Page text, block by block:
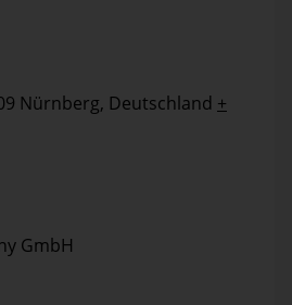
Nürnberg, Deutschland +
GmbH